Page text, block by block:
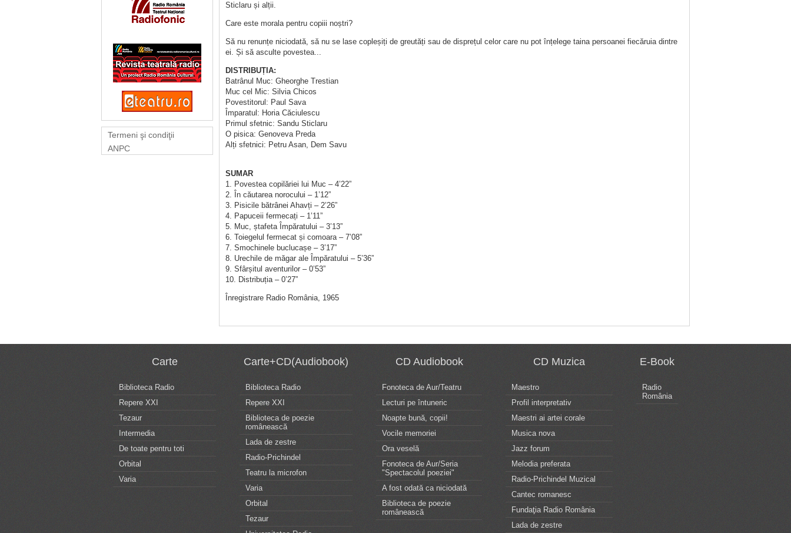
Termeni şi condiţii
ANPC
Sticlaru și alții.
Care este morala pentru copiii noștri?
Să nu renunțe niciodată, să nu se lase copleșiți de greutăți sau de disprețul celor care nu pot înțelege taina persoanei fiecăruia dintre
ei. Și să asculte povestea...
DISTRIBUȚIA:
Batrânul Muc: Gheorghe Trestian
Muc cel Mic: Silvia Chicos
Povestitorul: Paul Sava
Împaratul: Horia Căciulescu
Primul sfetnic: Sandu Sticlaru
O pisica: Genoveva Preda
Alți sfetnici: Petru Asan, Dem Savu
SUMAR
1. Povestea copilăriei lui Muc – 4’22”
2. În căutarea norocului – 1’12”
3. Pisicile bătrânei Ahavți – 2’26”
4. Papuceii fermecați – 1’11”
5. Muc, ștafeta Împăratului – 3’13”
6. Toiegelul fermecat și comoara – 7’08”
7. Smochinele buclucașe – 3’17”
8. Urechile de măgar ale Împăratului – 5’36”
9. Sfârșitul aventurilor – 0’53”
10. Distribuția – 0’27”
Înregistrare Radio România, 1965
Carte
Biblioteca Radio
Repere XXI
Tezaur
Intermedia
De toate pentru toti
Orbital
Varia
Carte+CD(Audiobook)
Biblioteca Radio
Repere XXI
Biblioteca de poezie
românească
Lada de zestre
Radio-Prichindel
Teatru la microfon
Varia
Orbital
Tezaur
CD Audiobook
Fonoteca de Aur/Teatru
Lecturi pe întuneric
Noapte bună, copii!
Vocile memoriei
Ora veselă
Fonoteca de Aur/Seria
"Spectacolul poeziei"
A fost odată ca niciodată
Biblioteca de poezie
românească
CD Muzica
Maestro
Profil interpretativ
Maestri ai artei corale
Musica nova
Jazz forum
Melodia preferata
Radio-Prichindel Muzical
Cantec romanesc
Fundaţia Radio România
Lada de zestre
E-Book
Radio
România